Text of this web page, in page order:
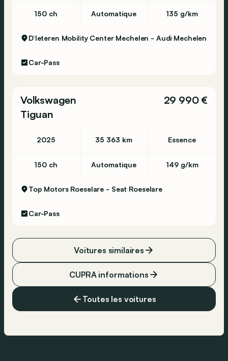
150 ch Automatique 135 g/km
D’Ieteren Mobility Center Mechelen - Audi Mechelen
Car-Pass
Volkswagen
Tiguan
29 990 €
2025 35 363 km Essence
150 ch Automatique 149 g/km
Top Motors Roeselare - Seat Roeselare
Car-Pass
Toutes les voitures
CUPRA informations
Voitures similaires